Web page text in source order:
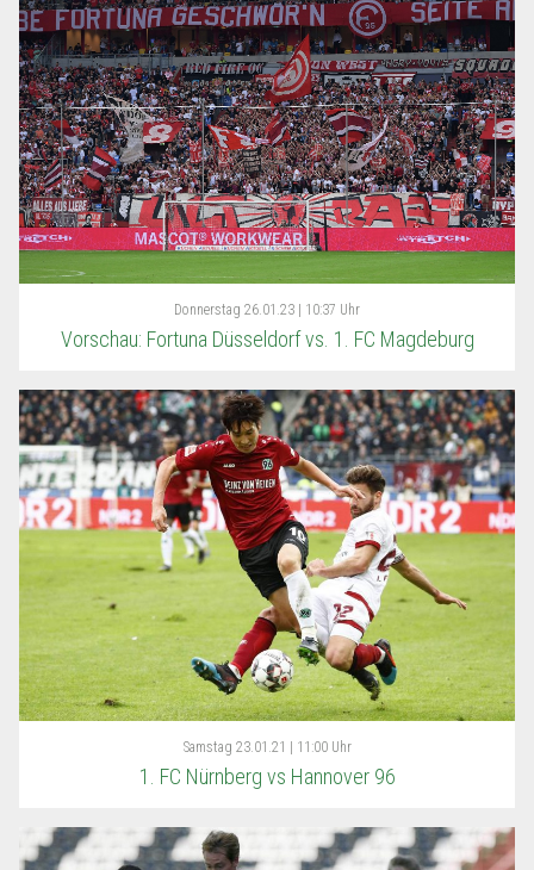
Donnerstag 26.01.23 | 10:37 Uhr
Vorschau: Fortuna Düsseldorf vs. 1. FC Magdeburg
Samstag 23.01.21 | 11:00 Uhr
1. FC Nürnberg vs Hannover 96